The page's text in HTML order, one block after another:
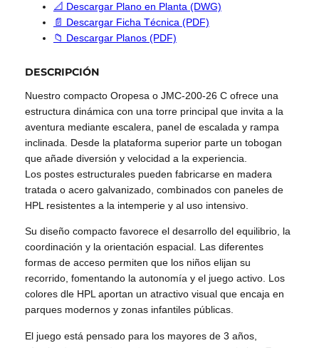
📐 Descargar Plano en Planta (DWG)
📄 Descargar Ficha Técnica (PDF)
📁 Descargar Planos (PDF)
DESCRIPCIÓN
Nuestro compacto Oropesa o JMC-200-26 C ofrece una
estructura dinámica con una torre principal que invita a la
aventura mediante escalera, panel de escalada y rampa
inclinada. Desde la plataforma superior parte un tobogan
que añade diversión y velocidad a la experiencia.
Los postes estructurales pueden fabricarse en madera
tratada o acero galvanizado, combinados con paneles de
HPL resistentes a la intemperie y al uso intensivo.
Su diseño compacto favorece el desarrollo del equilibrio, la
coordinación y la orientación espacial. Las diferentes
formas de acceso permiten que los niños elijan su
recorrido, fomentando la autonomía y el juego activo. Los
colores dle HPL aportan un atractivo visual que encaja en
parques modernos y zonas infantiles públicas.
El juego está pensado para los mayores de 3 años,